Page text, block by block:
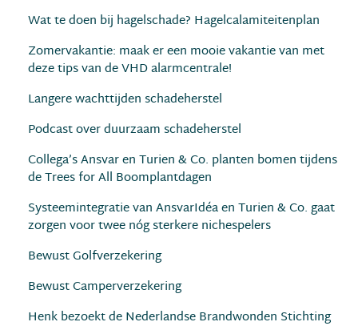
Wat te doen bij hagelschade? Hagelcalamiteitenplan
Zomervakantie: maak er een mooie vakantie van met
deze tips van de VHD alarmcentrale!
Langere wachttijden schadeherstel
Podcast over duurzaam schadeherstel
Collega’s Ansvar en Turien & Co. planten bomen tijdens
de Trees for All Boomplantdagen
Systeemintegratie van AnsvarIdéa en Turien & Co. gaat
zorgen voor twee nóg sterkere nichespelers
Bewust Golfverzekering
Bewust Camperverzekering
Henk bezoekt de Nederlandse Brandwonden Stichting